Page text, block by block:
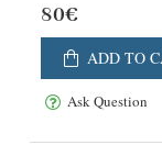
80€
ADD TO
Ask Question